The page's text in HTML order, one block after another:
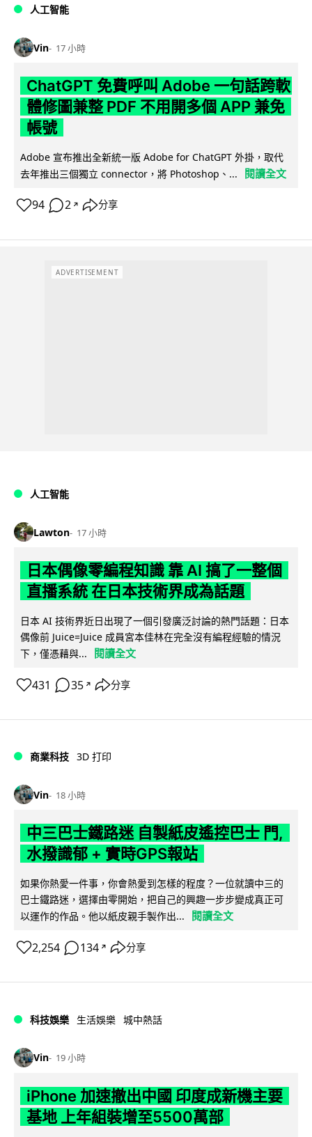
人工智能
Vin 17 小時
ChatGPT 免費呼叫 Adobe 一句話跨軟
體修圖兼整 PDF 不用開多個 APP 兼免
帳號
Adobe 宣布推出全新統一版 Adobe for ChatGPT 外掛，取代
去年推出三個獨立 connector，將 Photoshop、...
閱讀全文
94 2 ↗ 分享
ADVERTISEMENT
人工智能
Lawton 17 小時
日本偶像零編程知識 靠 AI 搞了一整個
直播系統 在日本技術界成為話題
日本 AI 技術界近日出現了一個引發廣泛討論的熱門話題：日本
偶像前 Juice=Juice 成員宮本佳林在完全沒有編程經驗的情況
下，僅憑藉與...
閱讀全文
431 35 ↗ 分享
商業科技 3D 打印
Vin 18 小時
中三巴士鐵路迷 自製紙皮遙控巴士 門,
水撥識郁 + 實時GPS報站
如果你熱愛一件事，你會熱愛到怎樣的程度？一位就讀中三的
巴士鐵路迷，選擇由零開始，把自己的興趣一步步變成真正可
以運作的作品。他以紙皮親手製作出...
閱讀全文
2,254 134 ↗ 分享
科技娛樂 生活娛樂 城中熱話
Vin 19 小時
iPhone 加速撤出中國 印度成新機主要
基地 上年組裝增至5500萬部